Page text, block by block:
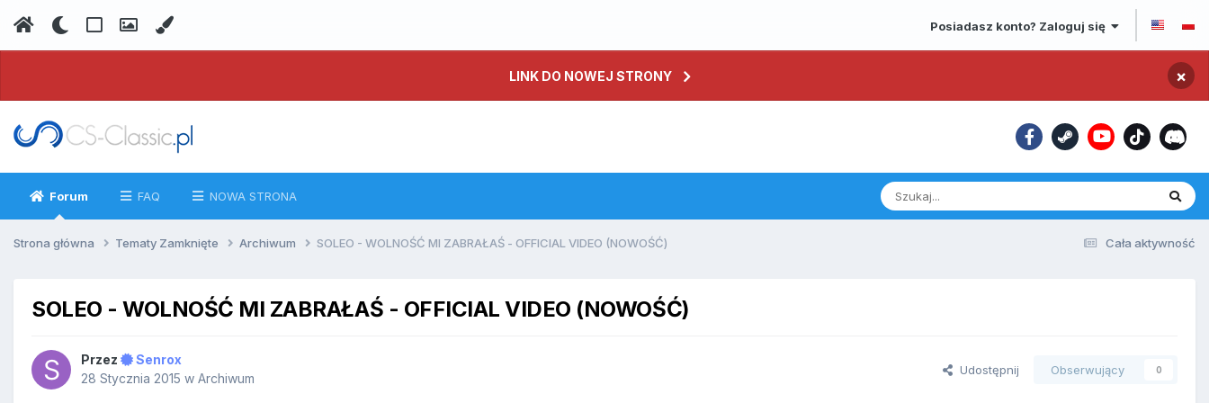
Posiadasz konto? Zaloguj się
LINK DO NOWEJ STRONY ×
Forum FAQ NOWA STRONA
Cała aktywność
Strona główna Tematy Zamknięte Archiwum SOLEO - WOLNOŚĆ MI ZABRAŁAŚ - OFFICIAL VIDEO (NOWOŚĆ)
SOLEO - WOLNOŚĆ MI ZABRAŁAŚ - OFFICIAL VIDEO (NOWOŚĆ)
Przez
Senrox
28 Stycznia 2015 w Archiwum
Udostępnij Obserwujący 0